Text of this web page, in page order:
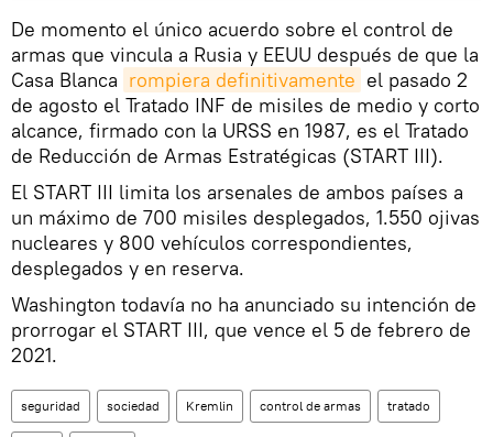
De momento el único acuerdo sobre el control de
armas que vincula a Rusia y EEUU después de que la
Casa Blanca rompiera definitivamente el pasado 2
de agosto el Tratado INF de misiles de medio y corto
alcance, firmado con la URSS en 1987, es el Tratado
de Reducción de Armas Estratégicas (START III).
El START III limita los arsenales de ambos países a
un máximo de 700 misiles desplegados, 1.550 ojivas
nucleares y 800 vehículos correspondientes,
desplegados y en reserva.
Washington todavía no ha anunciado su intención de
prorrogar el START III, que vence el 5 de febrero de
2021.
seguridad sociedad Kremlin control de armas tratado